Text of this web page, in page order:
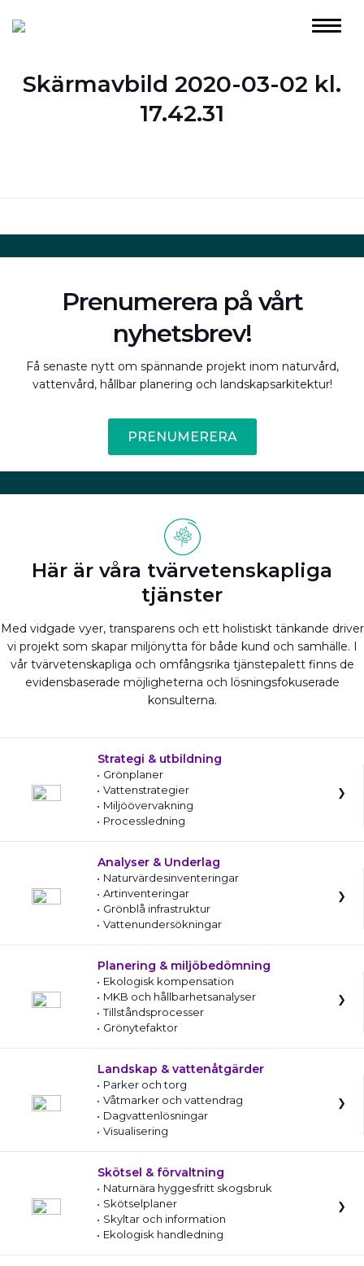
Skärmavbild 2020-03-02 kl.
17.42.31
Prenumerera på vårt
nyhetsbrev!
Få senaste nytt om spännande projekt inom naturvård,
vattenvård, hållbar planering och landskapsarkitektur!
PRENUMERERA
Här är våra tvärvetenskapliga
tjänster
Med vidgade vyer, transparens och ett holistiskt tänkande driver
vi projekt som skapar miljönytta för både kund och samhälle. I
vår tvärvetenskapliga och omfångsrika tjänstepalett finns de
evidensbaserade möjligheterna och lösningsfokuserade
konsulterna.
Strategi & utbildning
Grönplaner
Vattenstrategier
Miljöövervakning
Processledning
Analyser & Underlag
Naturvärdesinventeringar
Artinventeringar
Grönblå infrastruktur
Vattenundersökningar
Planering & miljöbedömning
Ekologisk kompensation
MKB och hållbarhetsanalyser
Tillståndsprocesser
Grönytefaktor
Landskap & vattenåtgärder
Parker och torg
Våtmarker och vattendrag
Dagvattenlösningar
Visualisering
Skötsel & förvaltning
Naturnära hyggesfritt skogsbruk
Skötselplaner
Skyltar och information
Ekologisk handledning